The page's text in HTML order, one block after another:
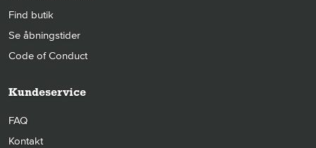
Find butik
Se åbningstider
Code of Conduct
Kundeservice
FAQ
Kontakt